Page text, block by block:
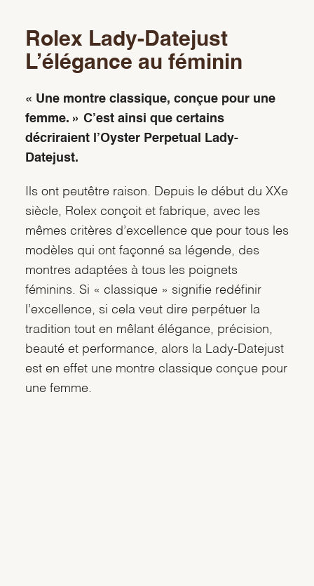
Rolex Lady-Datejust
L’élégance au féminin
« Une montre classique, conçue pour une
femme. » C’est ainsi que certains
décriraient l’Oyster Perpetual Lady-
Datejust.
Ils ont peutêtre raison. Depuis le début du XXe
siècle, Rolex conçoit et fabrique, avec les
mêmes critères d’excellence que pour tous les
modèles qui ont façonné sa légende, des
montres adaptées à tous les poignets
féminins. Si « classique » signifie redéfinir
l’excellence, si cela veut dire perpétuer la
tradition tout en mêlant élégance, précision,
beauté et performance, alors la Lady-Datejust
est en effet une montre classique conçue pour
une femme.